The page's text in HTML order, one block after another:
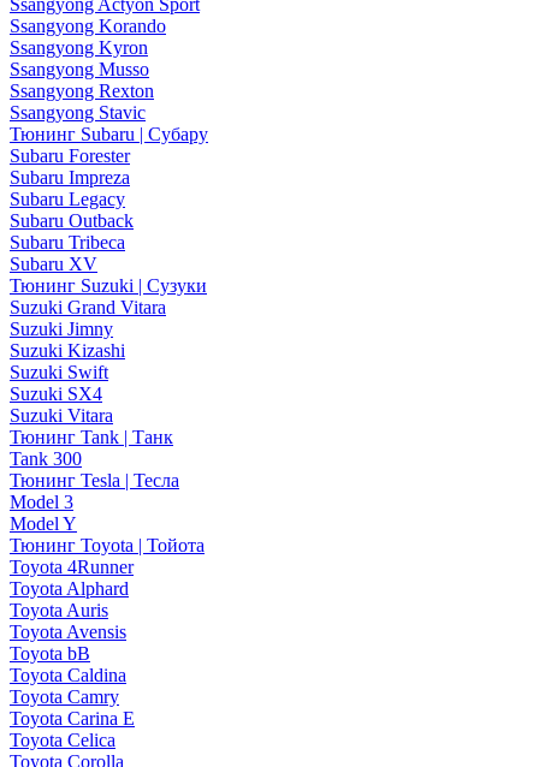
Ssangyong Actyon Sport
Ssangyong Korando
Ssangyong Kyron
Ssangyong Musso
Ssangyong Rexton
Ssangyong Stavic
Тюнинг Subaru | Субару
Subaru Forester
Subaru Impreza
Subaru Legacy
Subaru Outback
Subaru Tribeca
Subaru XV
Тюнинг Suzuki | Сузуки
Suzuki Grand Vitara
Suzuki Jimny
Suzuki Kizashi
Suzuki Swift
Suzuki SX4
Suzuki Vitara
Тюнинг Tank | Танк
Tank 300
Тюнинг Tesla | Тесла
Model 3
Model Y
Тюнинг Toyota | Тойота
Toyota 4Runner
Toyota Alphard
Toyota Auris
Toyota Avensis
Toyota bB
Toyota Caldina
Toyota Camry
Toyota Carina E
Toyota Celica
Toyota Corolla